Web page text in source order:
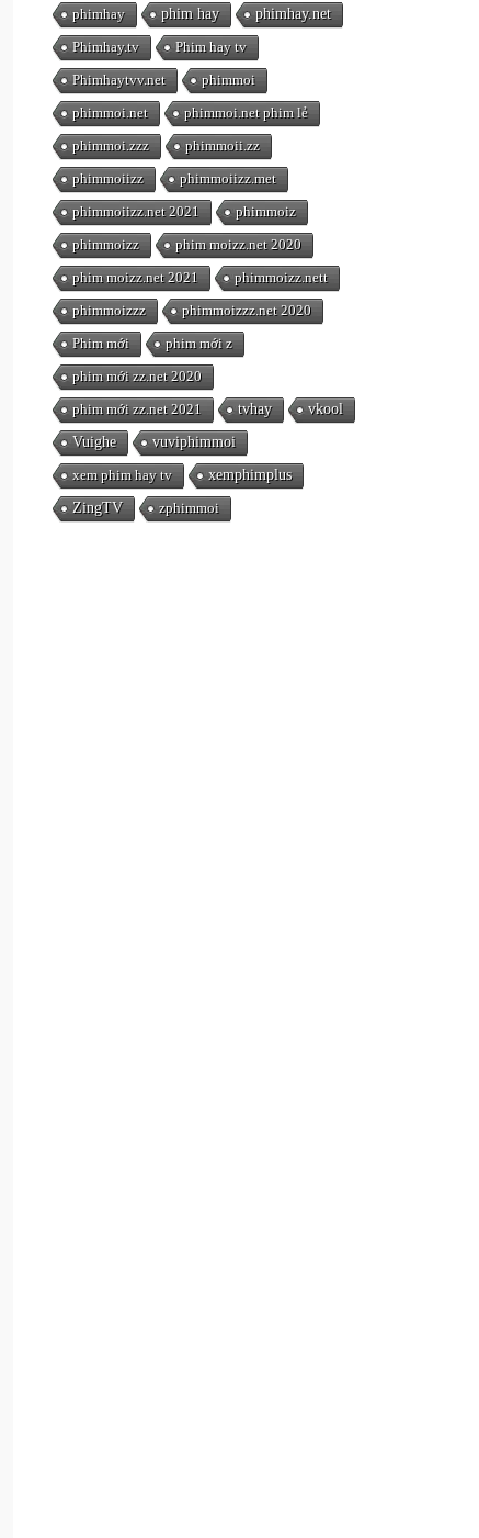
phimhay phim hay
phimhay.net
Phimhay.tv
Phim hay tv
Phimhaytvv.net
phimmoi
phimmoi.net
phimmoi.net phim lẻ
phimmoi.zzz
phimmoii.zz
phimmoiizz
phimmoiizz.met
phimmoiizz.net 2021
phimmoiz
phimmoizz
phim moizz.net 2020
phim moizz.net 2021
phimmoizz.nett
phimmoizzz
phimmoizzz.net 2020
Phim mới
phim mới z
phim mới zz.net 2020
phim mới zz.net 2021
tvhay
vkool
Vuighe
vuviphimmoi
xem phim hay tv
xemphimplus
ZingTV
zphimmoi